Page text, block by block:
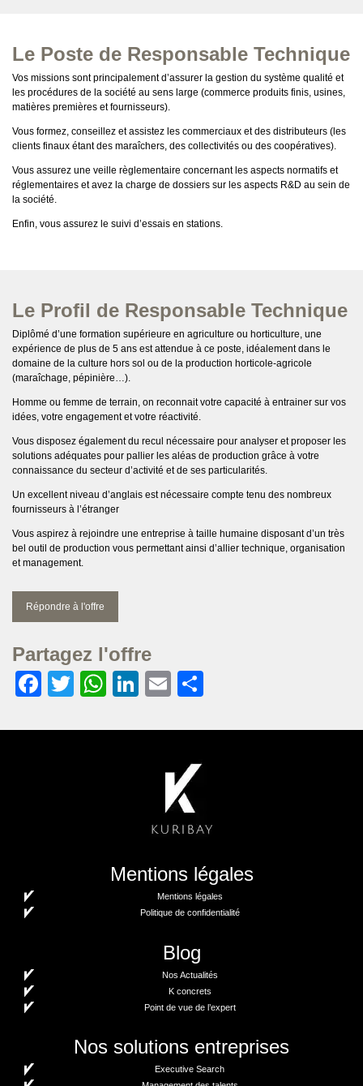
Le Poste de Responsable Technique
Vos missions sont principalement d’assurer la gestion du système qualité et
les procédures de la société au sens large (commerce produits finis, usines,
matières premières et fournisseurs).
Vous formez, conseillez et assistez les commerciaux et des distributeurs (les
clients finaux étant des maraîchers, des collectivités ou des coopératives).
Vous assurez une veille règlementaire concernant les aspects normatifs et
réglementaires et avez la charge de dossiers sur les aspects R&D au sein de
la société.
Enfin, vous assurez le suivi d’essais en stations.
Le Profil de Responsable Technique
Diplômé d’une formation supérieure en agriculture ou horticulture, une
expérience de plus de 5 ans est attendue à ce poste, idéalement dans le
domaine de la culture hors sol ou de la production horticole-agricole
(maraîchage, pépinière…).
Homme ou femme de terrain, on reconnait votre capacité à entrainer sur vos
idées, votre engagement et votre réactivité.
Vous disposez également du recul nécessaire pour analyser et proposer les
solutions adéquates pour pallier les aléas de production grâce à votre
connaissance du secteur d’activité et de ses particularités.
Un excellent niveau d’anglais est nécessaire compte tenu des nombreux
fournisseurs à l’étranger
Vous aspirez à rejoindre une entreprise à taille humaine disposant d’un très
bel outil de production vous permettant ainsi d’allier technique, organisation
et management.
Répondre à l'offre
Partagez l'offre
Facebook
TwitterWhatsApp
LinkedIn
Email
Mentions légales
Mentions légales
Politique de confidentialité
Blog
Nos Actualités
K concrets
Point de vue de l’expert
Nos solutions entreprises
Executive Search